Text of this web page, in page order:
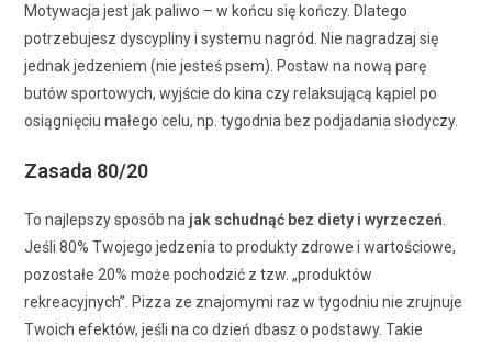
Motywacja jest jak paliwo – w końcu się kończy. Dlatego
potrzebujesz dyscypliny i systemu nagród. Nie nagradzaj się
jednak jedzeniem (nie jesteś psem). Postaw na nową parę
butów sportowych, wyjście do kina czy relaksującą kąpiel po
osiągnięciu małego celu, np. tygodnia bez podjadania słodyczy.
Zasada 80/20
To najlepszy sposób na jak schudnąć bez diety i wyrzeczeń.
Jeśli 80% Twojego jedzenia to produkty zdrowe i wartościowe,
pozostałe 20% może pochodzić z tzw. „produktów
rekreacyjnych”. Pizza ze znajomymi raz w tygodniu nie zrujnuje
Twoich efektów, jeśli na co dzień dbasz o podstawy. Takie